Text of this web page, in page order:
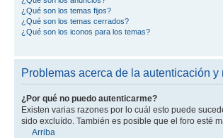
¿Qué son los temas fijos?
¿Qué son los temas cerrados?
¿Qué son los iconos para los temas?
Problemas acerca de la autenticación y
¿Por qué no puedo autenticarme?
Existen varias razones por lo cuál esto puede
sido excluído. También es posible que el foro esté
Arriba